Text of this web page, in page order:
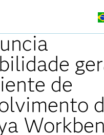
de